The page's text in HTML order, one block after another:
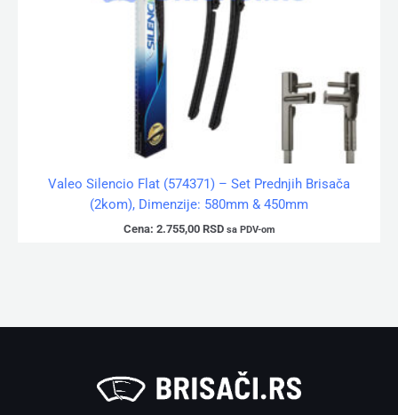
Valeo Silencio Flat (574371) – Set Prednjih Brisača
(2kom), Dimenzije: 580mm & 450mm
Cena: 2.755,00 RSD sa PDV-om